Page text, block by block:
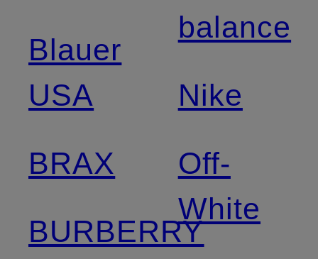
Blauer
USA
BRAX
BURBERRY
balance
Nike
Off-
White